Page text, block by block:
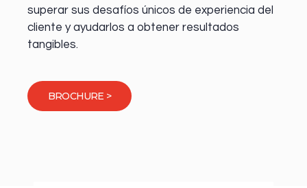
superar sus desafíos únicos de experiencia del
cliente y ayudarlos a obtener resultados
tangibles.
BROCHURE >